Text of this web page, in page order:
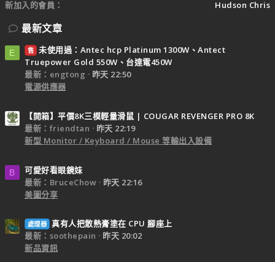
新加入的會員
Hudson Chris
最新文章
E 售 未使用過：Antec hcp Platinum 1300W、Antect
Truepower Gold 550W、台達電450W
最新：engtong
昨天 22:50
電源供應器
【開箱】平價8K三模輕量滑鼠 | COUGAR REVENGER PRO 8K
最新：friendtan
昨天 22:19
新型 Monitor / Keyboard / Mouse 等輸出入設備
B
可愛好看眼鏡妹
最新：BruceChow
昨天 22:16
美圖分享
處理器 真有人把散熱膏塗在 CPU 腳座上
最新：soothepain
昨天 20:02
新品資訊